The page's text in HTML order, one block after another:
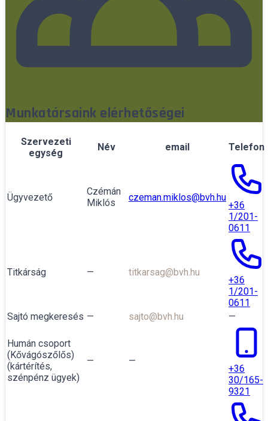
Munkatársaink elérhetőségei
Szervezeti
egység
Név email Telefon
Ügyvezető
Czémán
Miklós
czeman.miklos@bvh.hu
+36
1/201-
0611
Titkárság — titkarsag@bvh.hu
+36
1/201-
0611
Sajtó megkeresés — sajto@bvh.hu —
Humán csoport
(Kővágószőlős)
(kártérítés,
szénpénz ügyek)
— —
+36
30/165-
9321